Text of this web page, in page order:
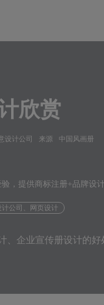
欣赏
设计公司 来源 中国风画册
，提供商标注册+品牌设
公司、网页设计
企业宣传册设计的